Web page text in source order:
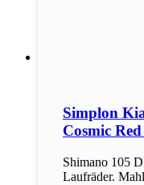
Simplon
Cosmic
Shimano 105
Laufräder.